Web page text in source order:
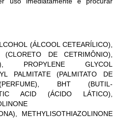
(ÁLCOOL CETEARÍLICO),
(CLORETO DE CETRIMÔNIO),
PROPYLENE GLYCOL
PALMITATE (PALMITATO DE
BHT (BUTIL-
ACID (ÁCIDO LÁTICO),
METHYLISOTHIAZOLINONE